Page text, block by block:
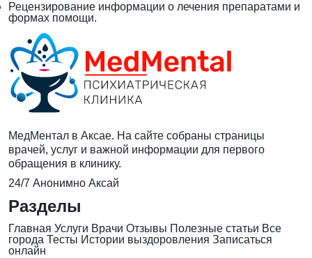
Рецензирование информации о лечения препаратами и
формах помощи.
МедМентал в Аксае. На сайте собраны страницы
врачей, услуг и важной информации для первого
обращения в клинику.
24/7 Анонимно Аксай
Разделы
Главная Услуги Врачи Отзывы Полезные статьи Все
города Тесты Истории выздоровления Записаться
онлайн